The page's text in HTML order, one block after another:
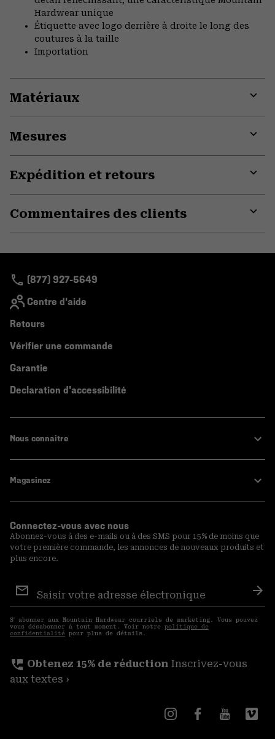
Hardwear unique
Étiquette avec logo derrière à droite le long des
coutures à la taille
Importation
Matériaux
Mesures
Expédition et retours
Commentaires des clients
(877) 927-5649
Centre d'aide
Retours
Vérifier une commande
Garantie
Declaration d'accessibilité
Nous connaitre
Magasinez
Connectez-vous avec nous
Abonnez-vous à des e-mails ou à des SMS pour 15% de moins que
votre première commande, les annonces de nouveaux produits et
plus encore.
aux
courriels
S′ abonner aux Mountain Hardwear courriels de marketing. Vous pouvez
vous désabonner à tout moment. Voir notre politique de
confidentialité pour plus de détails.
perm_phone_msg Obtenez 15% de réduction Inscrivez-vous
aux textes ›